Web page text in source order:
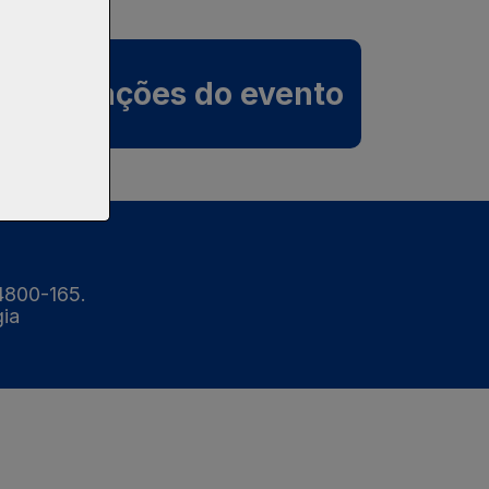
do evento
165.